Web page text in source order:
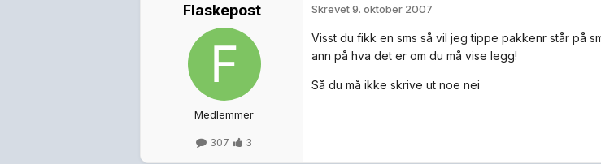
Flaskepost
Medlemmer
307 3
Skrevet9. oktober 2007
Visst du fikk en sms så vil jeg tippe pakkenr står på
ann på hva det er om du må vise legg!
Så du må ikke skrive ut noe nei